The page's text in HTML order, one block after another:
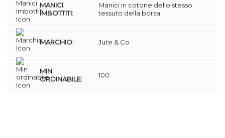
MANICI
IMBOTTITI:
Manici in cotone dello stesso
tessuto della borsa
MARCHIO: Jute & Co
MIN
ORDINABILE:
100